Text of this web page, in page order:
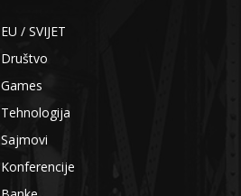
EU / SVIJET
Društvo
Games
Tehnologija
Sajmovi
Konferencije